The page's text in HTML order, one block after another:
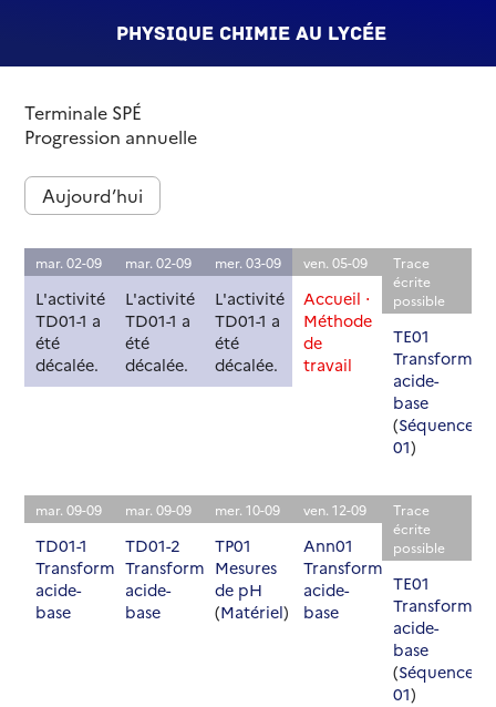
Physique Chimie au lycée
Terminale SPÉ
Progression annuelle
Aujourd’hui
mar. 02-09
L'activité
TD01-1 a
été
décalée.
mar. 02-09
L'activité
TD01-1 a
été
décalée.
mer. 03-09
L'activité
TD01-1 a
été
décalée.
ven. 05-09
Accueil ⋅
Méthode
de
travail
Trace
écrite
possible
TE01
acide-
base
(Séquence
01)
mar. 09-09
TD01-1
Transformations
acide-
base
mar. 09-09
TD01-2
Transformations
acide-
base
mer. 10-09
TP01
Mesures
de pH
(Matériel)
ven. 12-09
Ann01
Transformations
acide-
base
Trace
écrite
possible
TE01
acide-
base
(Séquence
01)